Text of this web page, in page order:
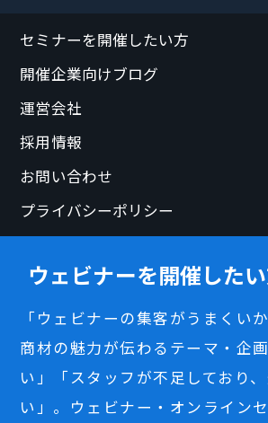
セミナーを開催したい方
開催企業向けブログ
運営会社
採用情報
お問い合わせ
プライバシーポリシー
ウェビナーを開催した
「ウェビナーの集客がうまくい
商材の魅力が伝わるテーマ・企
い」「スタッフが不足しており
い」。ウェビナー・オンライン